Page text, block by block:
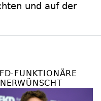
und auf der
FUNKTIONÄRE